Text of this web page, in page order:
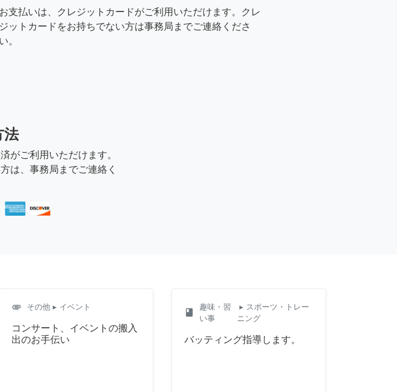
お支払いは、クレジットカードがご利用いただけます。クレ
ジットカードをお持ちでない方は事務局までご連絡くださ
い。
法
がご利用いただけます。
は、事務局までご連絡く
attachment その他 ▸ イベント
コンサート、イベントの搬入
出のお手伝い
class
趣味・習
い事
▸ スポーツ・トレー
ニング
バッティング指導します。